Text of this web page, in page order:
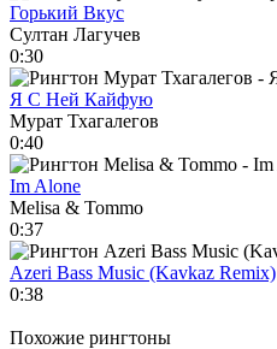
Горький Вкус
Султан Лагучев
0:30
Я С Ней Кайфую
Мурат Тхагалегов
0:40
Im Alone
Melisa & Tommo
0:37
Azeri Bass Music (Kavkaz Remix)
0:38
Похожие рингтоны